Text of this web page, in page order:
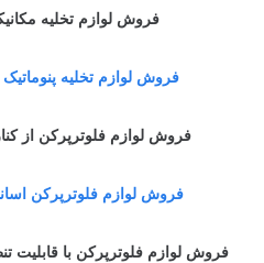
فروش لوازم تخلیه
فروش لوازم تخلیه پنوماتیک
فروش لوازم فلوترپرکن از
فروش لوازم فلوترپرکن
فروش لوازم فلوترپرکن با قابلیت